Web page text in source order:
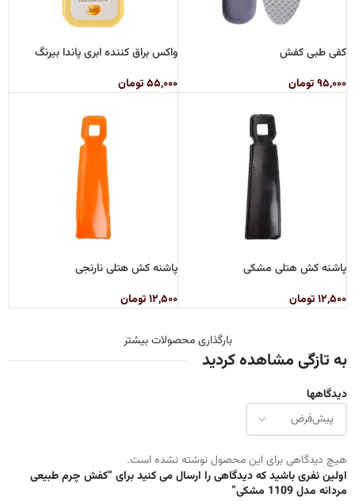
کفی طبی کفش
۹۵,۰۰۰تومان
واکس براق کننده ابری پاندا بیرنگ
۵۵,۰۰۰ تومان
پاشنه کش هتلی مشکی
۱۲,۵۰۰تومان
پاشنه کش هتلی نارنجی
۱۲,۵۰۰ تومان
بارگذاری محصولات بیشتر
به تازگی مشاهده کردید
دیدگاهها
هیچ دیدگاهی برای این محصول نوشته نشده است.
اولین نفری باشید که دیدگاهی را ارسال می کنید برای “کفش چرم طبیعی
مردانه مدل 1109 مشکی”